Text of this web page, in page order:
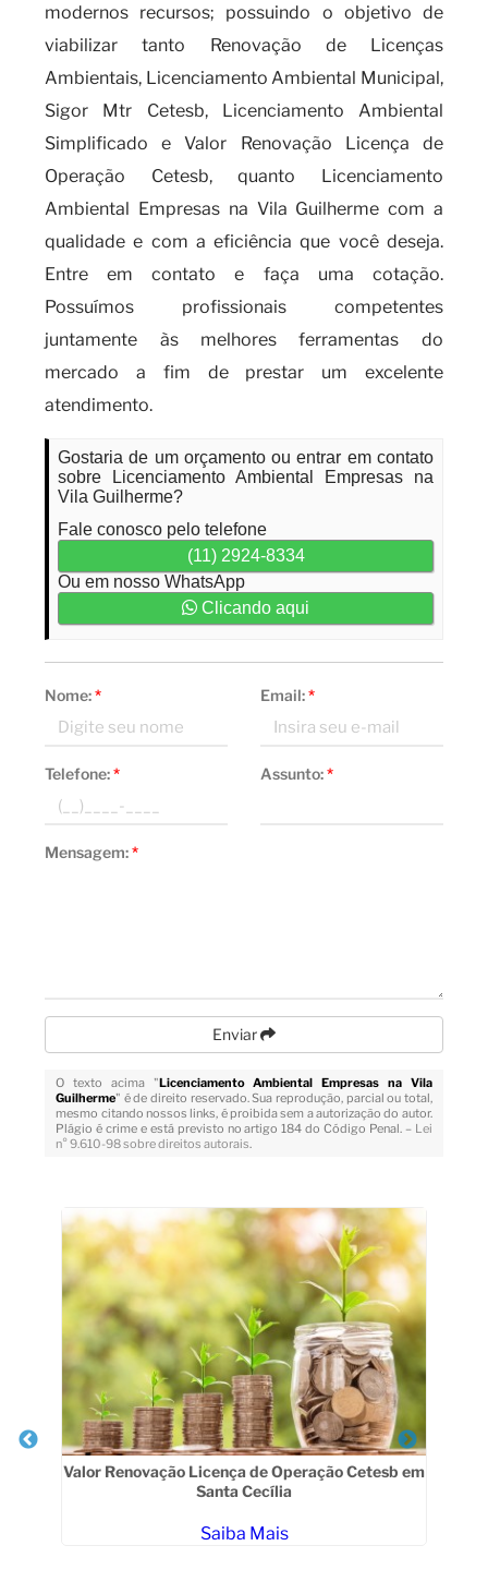
modernos recursos; possuindo o objetivo de
viabilizar tanto Renovação de Licenças
Ambientais, Licenciamento Ambiental Municipal,
Sigor Mtr Cetesb, Licenciamento Ambiental
Simplificado e Valor Renovação Licença de
Operação Cetesb, quanto Licenciamento
Ambiental Empresas na Vila Guilherme com a
qualidade e com a eficiência que você deseja.
Entre em contato e faça uma cotação.
Possuímos profissionais competentes
juntamente às melhores ferramentas do
mercado a fim de prestar um excelente
atendimento.
Gostaria de um orçamento ou entrar em contato
sobre Licenciamento Ambiental Empresas na
Vila Guilherme?
Fale conosco pelo telefone
(11) 2924-8334
Ou em nosso WhatsApp
Clicando aqui
Nome:* Email:*
Telefone:* Assunto:*
Mensagem:*
Enviar
O texto acima "Licenciamento Ambiental Empresas na Vila
Guilherme" é de direito reservado. Sua reprodução, parcial ou total,
mesmo citando nossos links, é proibida sem a autorização do autor.
Plágio é crime e está previsto no artigo 184 do Código Penal. – Lei
n° 9.610-98 sobre direitos autorais.
Valor Renovação Licença de Operação Cetesb em
Santa Cecília
Saiba Mais